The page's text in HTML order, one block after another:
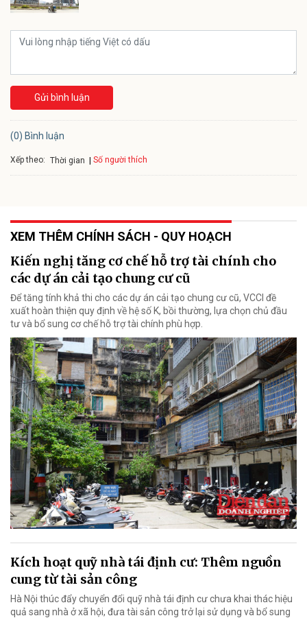
Gửi bình luận
(0) Bình luận
Xếp theo: Thời gian Số người thích
XEM THÊM CHÍNH SÁCH - QUY HOẠCH
Kiến nghị tăng cơ chế hỗ trợ tài chính cho
các dự án cải tạo chung cư cũ
Để tăng tính khả thi cho các dự án cải tạo chung cư cũ, VCCI đề
xuất hoàn thiện quy định về hệ số K, bồi thường, lựa chọn chủ đầu
tư và bổ sung cơ chế hỗ trợ tài chính phù hợp.
Kích hoạt quỹ nhà tái định cư: Thêm nguồn
cung từ tài sản công
Hà Nội thúc đẩy chuyển đổi quỹ nhà tái định cư chưa khai thác hiệu
quả sang nhà ở xã hội, đưa tài sản công trở lại sử dụng và bổ sung